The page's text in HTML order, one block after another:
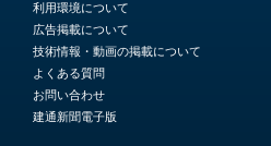
利用環境について
広告掲載について
技術情報・動画の掲載について
よくある質問
お問い合わせ
建通新聞電子版